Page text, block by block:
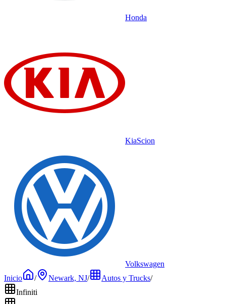
Honda
KiaScion
Volkswagen
Inicio
/ Newark, NJ/ Autos y Trucks/
Infiniti